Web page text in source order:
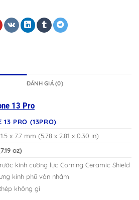
ĐÁNH GIÁ (0)
13 Pro
13 PRO (13PRO)
x 7.7 mm (5.78 x 2.81 x 0.30 in)
oz)
kính cường lực Corning Ceramic Shield
kính phũ vân nhám
không gỉ